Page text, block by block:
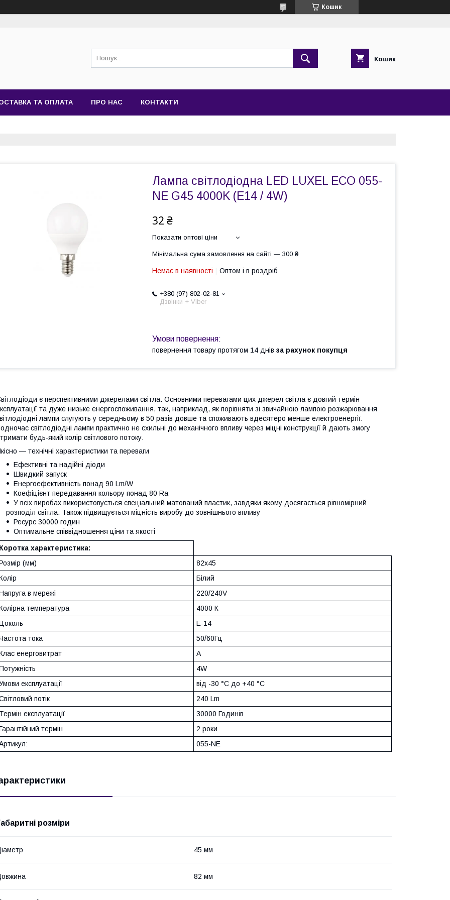
Кошик
Кошик
ТА ОПЛАТА ПРО НАС КОНТАКТИ
Лампа світлодіодна LED LUXEL ECO 055-
NE G45 4000K (E14 / 4W)
32 ₴
Показати оптові ціни
Мінімальна сума замовлення на сайті — 300 ₴
Немає в наявності Оптом і в роздріб
+380 (97) 802-02-81
Дзвінки + Viber
повернення товару протягом 14 днів за рахунок покупця
є перспективними джерелами світла. Основними перевагами цих джерел світла є довгий термін
та дуже низьке енергоспоживання, так, наприклад, як порівняти зі звичайною лампою розжарювання
лампи слугують у середньому в 50 разів довше та споживають вдесятеро менше електроенергії.
світлодіодні лампи практично не схильні до механічного впливу через міцні конструкції й дають змогу
будь-який колір світлового потоку.
— технічні характеристики та переваги
Ефективні та надійні діоди
Швидкий запуск
Енергоефективність понад 90 Lm/W
Коефіцієнт передавання кольору понад 80 Ra
У всіх виробах використовується спеціальний матований пластик, завдяки якому досягається рівномірний
розподіл світла. Також підвищується міцність виробу до зовнішнього впливу
Ресурс 30000 годин
Оптимальне співвідношення ціни та якості
характеристика:
(мм)
82х45
Білий
в мережі
220/240V
температура
4000 К
E-14
тока
50/60Гц
енерговитрат
А
4W
експлуатації
від -30 °C до +40 °C
потік
240 Lm
експлуатації
30000 Годинів
термін
2 роки
055-NE
розміри
45 мм
82 мм